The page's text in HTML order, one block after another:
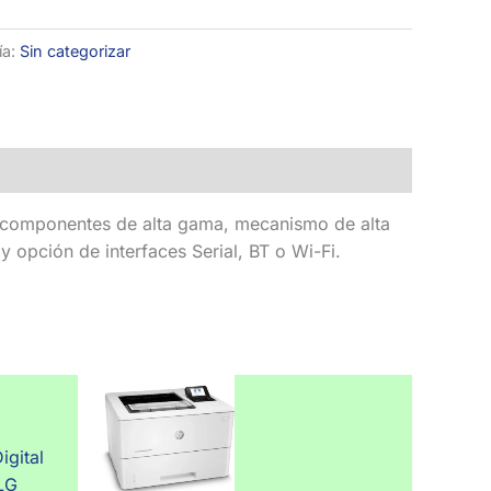
Sin categorizar
de alta gama, mecanismo de alta
opción de interfaces Serial, BT o Wi-Fi.